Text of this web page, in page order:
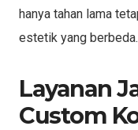
hanya tahan lama
estetik yang berbeda.
Layanan
Custom